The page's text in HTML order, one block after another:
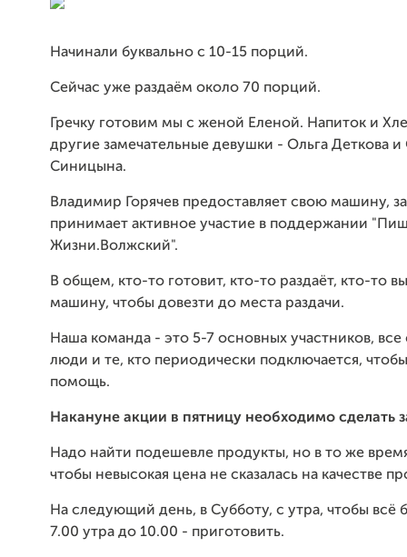
Начинали буквально с 10-15 порций.
Сейчас уже раздаём около 70 порций.
Гречку готовим мы с женой Еленой. Напиток и
другие замечательные девушки - Ольга Деткова и
Синицына.
Владимир Горячев предоставляет свою машину,
принимает активное участие в поддержании
Жизни.Волжский".
В общем, кто-то готовит, кто-то раздаёт, кто-то
машину, чтобы довезти до места раздачи.
Наша команда - это 5-7 основных участников,
люди и те, кто периодически подключается, чтобы
помощь.
Накануне акции в пятницу необходимо сделать
Надо найти подешевле продукты, но в то же
чтобы невысокая цена не сказалась на качестве
На следующий день, в Субботу, с утра, чтобы всё
7.00 утра до 10.00 - приготовить.